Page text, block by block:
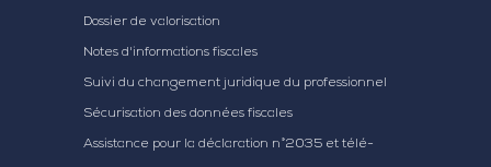
Dossier de valorisation
Notes d'informations fiscales
Suivi du changement juridique du professionnel
Sécurisation des données fiscales
Assistance pour la déclaration n°2035 et télé-